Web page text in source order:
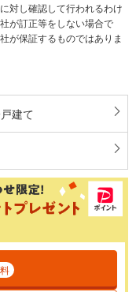
対し確認して行われるわけ
が訂正等をしない場合で
が保証するものではありま
建て